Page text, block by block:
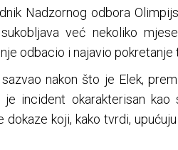
Nadzornog odbora
već nekoliko
odbacio i najavio pokretanje
nakon što je Elek,
incident okarakterisan kao
koji, kako tvrdi,